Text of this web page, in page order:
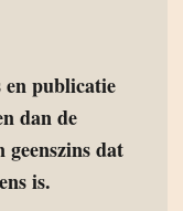
en publicatie
dan de
geenszins dat
is.